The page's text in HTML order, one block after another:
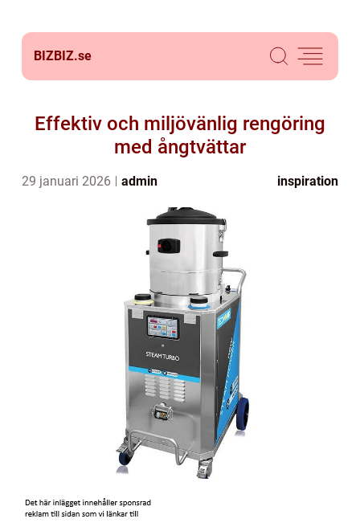
BIZBIZ.se
Effektiv och miljövänlig rengöring
med ångtvättar
29 januari 2026 admin inspiration